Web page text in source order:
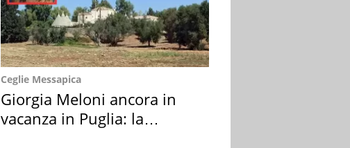
Ceglie Messapica
Giorgia Meloni ancora in
vacanza in Puglia: la